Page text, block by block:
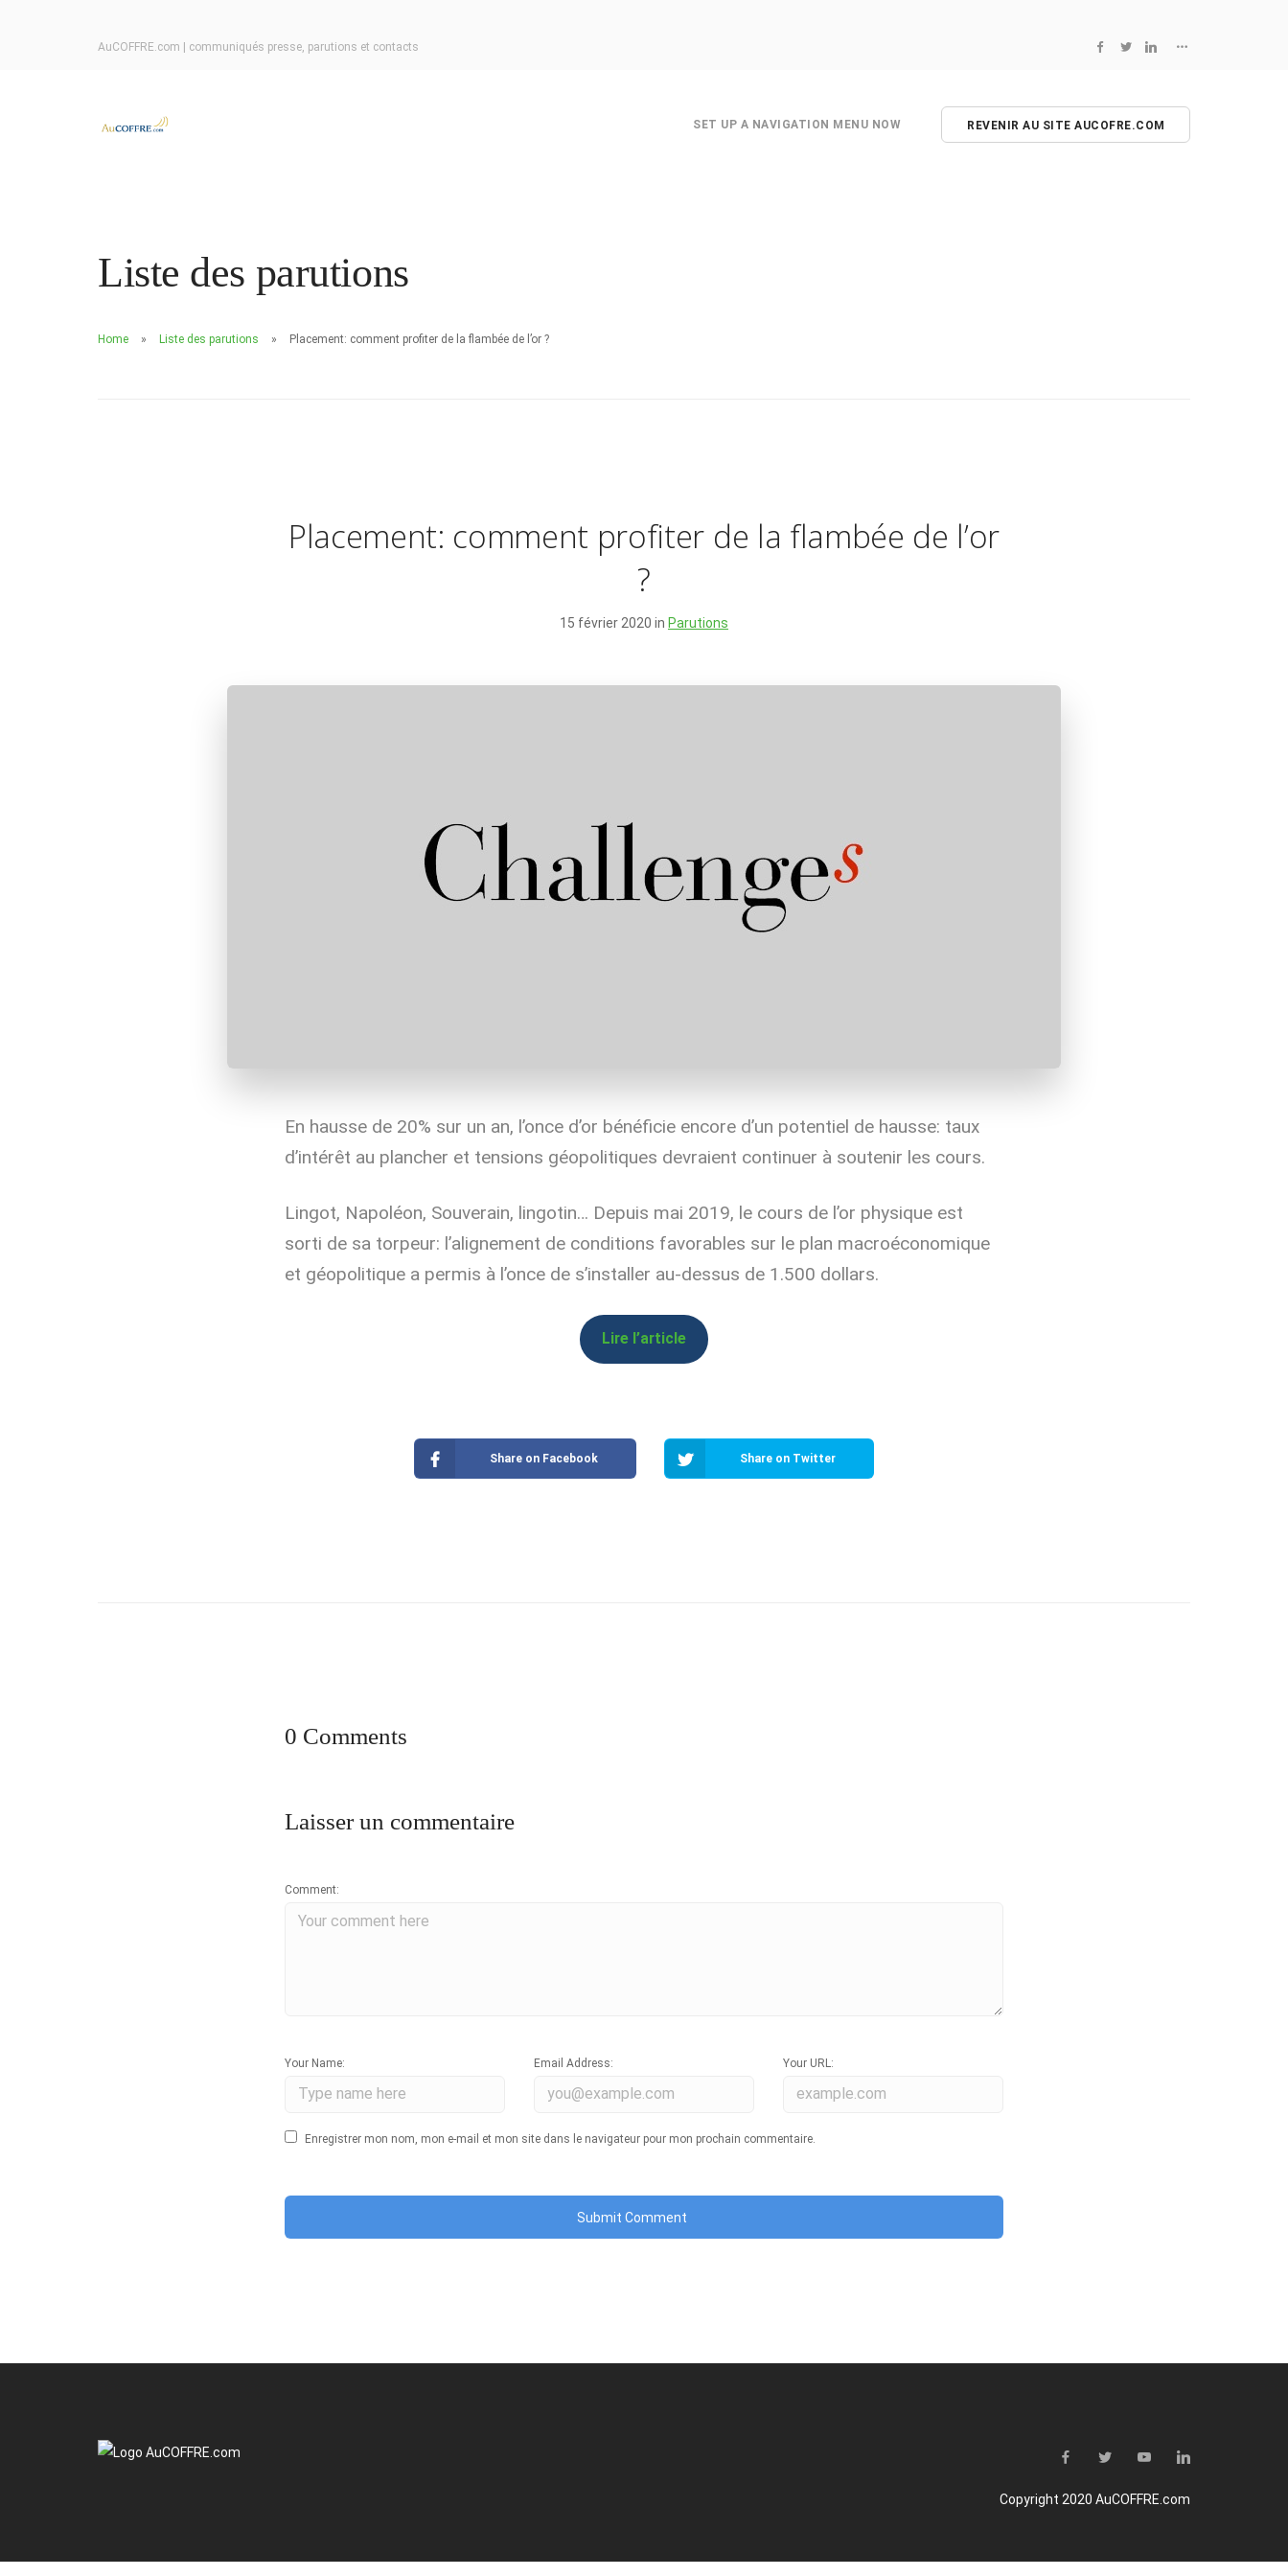
AuCOFFRE.com | communiqués presse, parutions et contacts
SET UP A NAVIGATION MENU NOW REVENIR AU SITE AUCOFRE.COM
Liste des parutions
Home Liste des parutions Placement: comment profiter de la flambée de l’or ?
Placement: comment profiter de la flambée de l’or
?
15 février 2020 in Parutions
En hausse de 20% sur un an, l’once d’or bénéficie encore d’un potentiel de hausse: taux
d’intérêt au plancher et tensions géopolitiques devraient continuer à soutenir les cours.
Lingot, Napoléon, Souverain, lingotin… Depuis mai 2019, le cours de l’or physique est
sorti de sa torpeur: l’alignement de conditions favorables sur le plan macroéconomique
et géopolitique a permis à l’once de s’installer au-dessus de 1.500 dollars.
Lire l’article
Share on Facebook Share on Twitter
0 Comments
Laisser un commentaire
Comment:
Your Name: Email Address: Your URL:
Enregistrer mon nom, mon e-mail et mon site dans le navigateur pour mon prochain commentaire.
Copyright 2020 AuCOFFRE.com